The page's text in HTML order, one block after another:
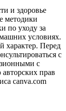
и здоровье
методики
по уходу за
условиях.
характер. Перед
с
с
прав
canva.com